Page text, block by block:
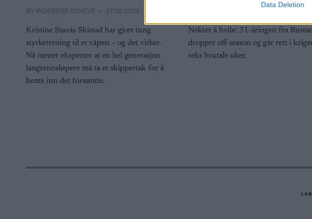
Data Deletion
BY INGEBORG SCHEVE 27.05.2025
Kristine Stavås Skistad har gjort tung
styrketrening til et våpen – og det virker.
Nå mener eksperter at en hel generasjon
langrennsløpere må ta et skippertak for å
hente inn det forsømte.
Nekter å hvile: 31-åringen fra Rustad
dropper off-season og går rett i
seks brutale uker.